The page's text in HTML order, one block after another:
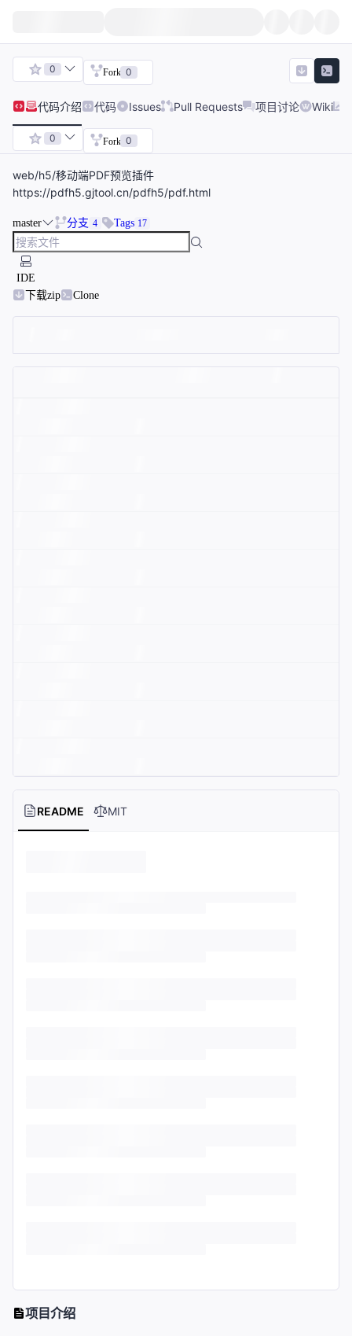
0 Fork 0
代码介绍 代码 Issues Pull Requests 项目讨论 Wiki
0 Fork 0
web/h5/移动端PDF预览插件
https://pdfh5.gjtool.cn/pdfh5/pdf.html
master 分支 4 Tags 17
IDE
下载zip
Clone
README MIT
项目介绍